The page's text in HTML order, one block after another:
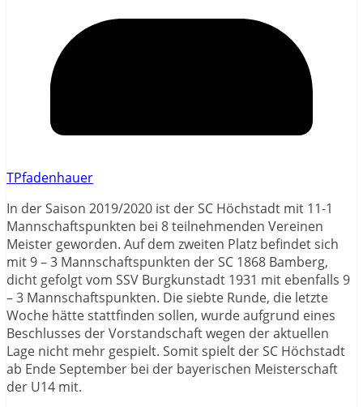
TPfadenhauer
In der Saison 2019/2020 ist der SC Höchstadt mit 11-1
Mannschaftspunkten bei 8 teilnehmenden Vereinen
Meister geworden. Auf dem zweiten Platz befindet sich
mit 9 – 3 Mannschaftspunkten der SC 1868 Bamberg,
dicht gefolgt vom SSV Burgkunstadt 1931 mit ebenfalls 9
– 3 Mannschaftspunkten. Die siebte Runde, die letzte
Woche hätte stattfinden sollen, wurde aufgrund eines
Beschlusses der Vorstandschaft wegen der aktuellen
Lage nicht mehr gespielt. Somit spielt der SC Höchstadt
ab Ende September bei der bayerischen Meisterschaft
der U14 mit.